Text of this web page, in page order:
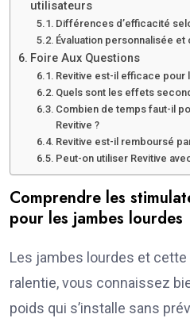
utilisateurs
Différences d’efficacité
Évaluation personnalisée
Foire Aux Questions
Revitive est-il efficace pour
Quels sont les effets
Combien de temps faut-il
Revitive ?
Revitive est-il remboursé
Peut-on utiliser Revitive
Comprendre les
pour les jambes lourdes
Les jambes lourdes et
ralentie, vous connaissez
poids qui s’installe sans